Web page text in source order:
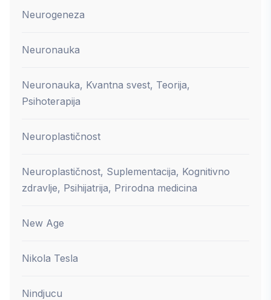
Neurogeneza
Neuronauka
Neuronauka, Kvantna svest, Teorija,
Psihoterapija
Neuroplastičnost
Neuroplastičnost, Suplementacija, Kognitivno
zdravlje, Psihijatrija, Prirodna medicina
New Age
Nikola Tesla
Nindjucu